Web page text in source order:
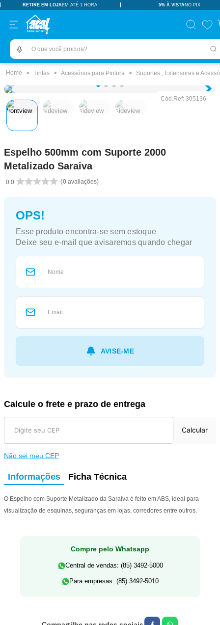
RETIRE EM LOJAEM ATÉ 1 HORA 5% À VISTANO PIX
O que você procura?
Tintas Acessórios para Pintura Suportes , Extensores e
Cód.Ref: 305136
Espelho 500mm com Suporte 2000
Metalizado Saraiva
0.0 0 avaliações
Calcule o frete e prazo de entrega
Calcular
Não sei meu CEP
Informações Ficha Técnica
O Espelho com Suporte Metalizado da Saraiva é feito em ABS, ideal para
visualização de esquinas, seguranças em lojas, corredores entre outros.
Compre pelo Whatsapp
Central de vendas: (85) 3492-5000
Para empresas: (85) 3492-5010
TERMOS MAIS BUSCADOS
pisos revestimentos
º ceramica
tinta
4
5º revestimento
8 º porta
9º chuveiro
1